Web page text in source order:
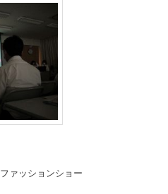
ファッションショー